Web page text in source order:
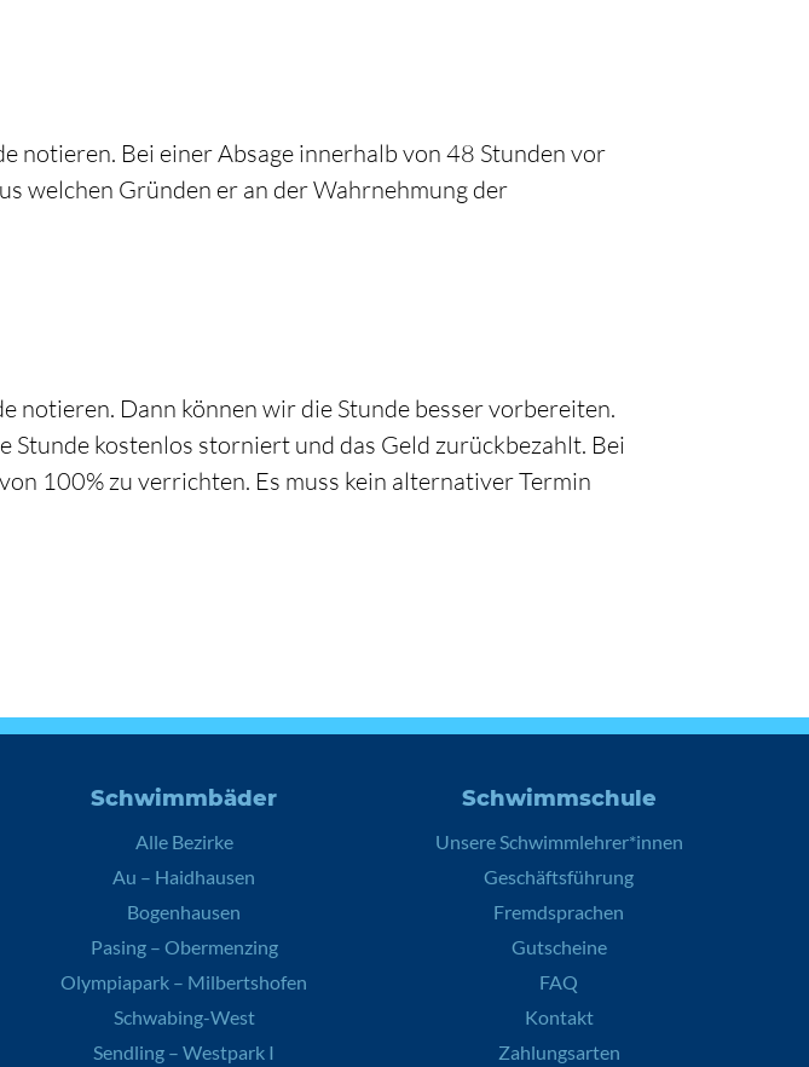
notieren. Bei einer Absage innerhalb von 48 Stunden vor
welchen Gründen er an der Wahrnehmung der
notieren. Dann können wir die Stunde besser vorbereiten.
kostenlos storniert und das Geld zurückbezahlt. Bei
100% zu verrichten. Es muss kein alternativer Termin
Schwimmbäder
Alle Bezirke
Au – Haidhausen
Bogenhausen
Pasing – Obermenzing
Olympiapark – Milbertshofen
Schwabing-West
Sendling – Westpark I
Schwimmschule
Unsere Schwimmlehrer*innen
Geschäftsführung
Fremdsprachen
Gutscheine
FAQ
Kontakt
Zahlungsarten